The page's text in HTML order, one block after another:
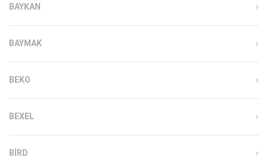
BAYKAN
BAYMAK
BEKO
BEXEL
BIRD